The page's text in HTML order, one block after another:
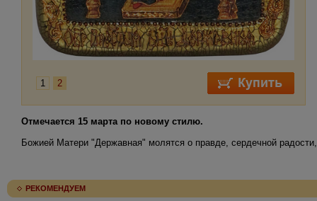
1 2
Отмечается 15 марта по новому стилю.
Божией Матери "Державная" молятся о правде, сердечной
РЕКОМЕНДУЕМ